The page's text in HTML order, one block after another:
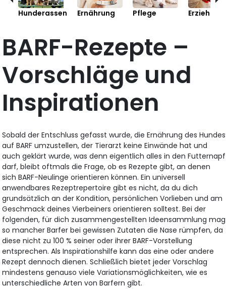
Hunderassen Ernährung Pflege Erziehung
BARF-Rezepte –
Vorschläge und
Inspirationen
Sobald der Entschluss gefasst wurde, die Ernährung des Hundes
auf BARF umzustellen, der Tierarzt keine Einwände hat und
auch geklärt wurde, was denn eigentlich alles in den Futternapf
darf, bleibt oftmals die Frage, ob es Rezepte gibt, an denen
sich BARF-Neulinge orientieren können. Ein universell
anwendbares Rezeptrepertoire gibt es nicht, da du dich
grundsätzlich an der Kondition, persönlichen Vorlieben und am
Geschmack deines Vierbeiners orientieren solltest. Bei der
folgenden, für dich zusammengestellten Ideensammlung mag
so mancher Barfer bei gewissen Zutaten die Nase rümpfen, da
diese nicht zu 100 % seiner oder ihrer BARF-Vorstellung
entsprechen. Als Inspirationshilfe kann das eine oder andere
Rezept dennoch dienen. Schließlich bietet jeder Vorschlag
mindestens genauso viele Variationsmöglichkeiten, wie es
unterschiedliche Arten von Barfern gibt.